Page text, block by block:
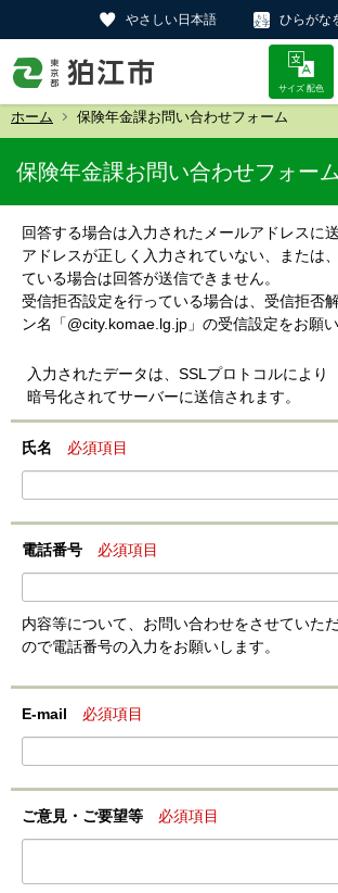
やさしい日本語 ひらがな
サイズ 配色
ホーム 保険年金課お問い合わせフォーム
保険年金課お問い合わせフォーム
回答する場合は入力されたメールアドレスに
アドレスが正しく入力されていない、または
ている場合は回答が送信できません。
受信拒否設定を行っている場合は、受信拒否
ン名「@city.komae.lg.jp」の受信設定をお願い
入力されたデータは、SSLプロトコルにより
暗号化されてサーバーに送信されます。
氏名 必須項目
電話番号 必須項目
内容等について、お問い合わせをさせていた
ので電話番号の入力をお願いします。
E-mail 必須項目
ご意見・ご要望等 必須項目